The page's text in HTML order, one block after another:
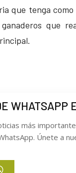
que tenga
que
WHATSAPP
más
Únete a